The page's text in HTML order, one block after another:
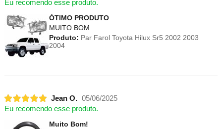
Eu recomendo esse produto.
ÓTIMO PRODUTO
MUITO BOM
Produto: Par Farol Toyota Hilux Sr5 2002 2003
2004
Jean O. 05/06/2025
Eu recomendo esse produto.
Muito Bom!